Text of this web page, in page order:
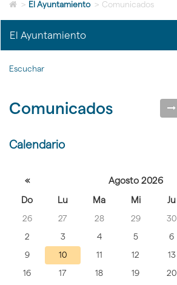
idioma
Icono
para
ir
la
inicio
> El Ayuntamiento > Comunicados
El Ayuntamiento
Escuchar
Comunicados
Calendario
Seleccione
para
consultar
las noticias
de ese día
« Agosto 2026
Do
Lu Ma Mi Ju
26 27 28 29 30
2
3 4 5 6
9
10 11 12 13
16
17 18 19 20